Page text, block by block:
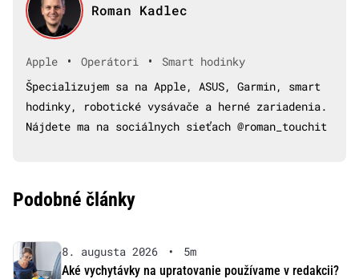
Roman Kadlec
Apple • Operátori •
Smart hodinky
Špecializujem sa na Apple, ASUS, Garmin, smart
hodinky, robotické vysávače a herné zariadenia.
Nájdete ma na sociálnych sieťach @roman_touchit
Podobné články
8. augusta 2026 •
5m
Aké vychytávky na upratovanie používame v redakcii?